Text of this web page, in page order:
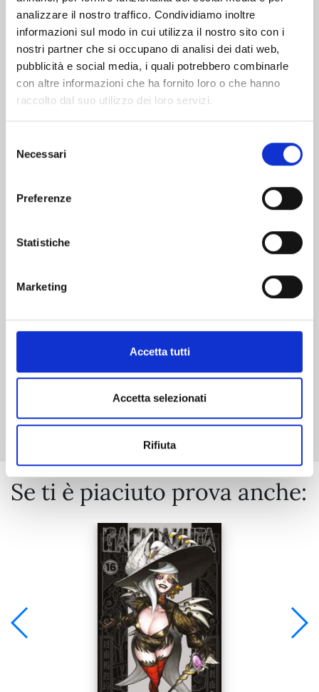
analizzare il nostro traffico. Condividiamo inoltre
informazioni sul modo in cui utilizza il nostro sito con i
nostri partner che si occupano di analisi dei dati web,
pubblicità e social media, i quali potrebbero combinarle
con altre informazioni che ha fornito loro o che hanno
raccolto dal suo utilizzo dei loro servizi.
delNecessari
Preferenze
Statistiche
Marketing
Accetta tutti
Accetta selezionati
Rifiuta
€ 6,50
Mostra tutto
Se ti è piaciuto prova anche: